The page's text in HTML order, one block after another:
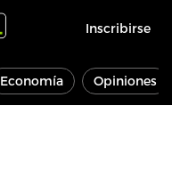
Inscribirse
Economía Opiniones